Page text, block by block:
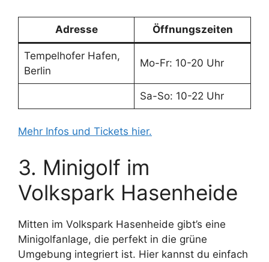
Adresse Öffnungszeiten
Tempelhofer Hafen,
Berlin
Mo-Fr: 10-20 Uhr
Sa-So: 10-22 Uhr
Mehr Infos und Tickets hier.
3. Minigolf im
Volkspark Hasenheide
Mitten im Volkspark Hasenheide gibt’s eine
Minigolfanlage, die perfekt in die grüne
Umgebung integriert ist. Hier kannst du einfach